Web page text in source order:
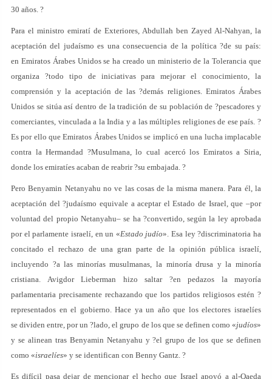
30 años. ?
Para el ministro emiratí de Exteriores, Abdullah ben Zayed Al-Nahyan, la
aceptación del judaísmo es una consecuencia de la política ?de su país:
en Emiratos Árabes Unidos se ha creado un ministerio de la Tolerancia que
organiza ?todo tipo de iniciativas para mejorar el conocimiento, la
comprensión y la aceptación de las ?demás religiones. Emiratos Árabes
Unidos se sitúa así dentro de la tradición de su población de ?pescadores y
comerciantes, vinculada a la India y a las múltiples religiones de ese país. ?
Es por ello que Emiratos Árabes Unidos se implicó en una lucha implacable
contra la Hermandad ?Musulmana, lo cual acercó los Emiratos a Siria,
donde los emiratíes acaban de reabrir ?su embajada. ?
Pero Benyamin Netanyahu no ve las cosas de la misma manera. Para él, la
aceptación del ?judaísmo equivale a aceptar el Estado de Israel, que –por
voluntad del propio Netanyahu– se ha ?convertido, según la ley aprobada
por el parlamente israelí, en un «Estado judío». Esa ley ?discriminatoria ha
concitado el rechazo de una gran parte de la opinión pública israelí,
incluyendo ?a las minorías musulmanas, la minoría drusa y la minoría
cristiana. Avigdor Lieberman hizo saltar ?en pedazos la mayoría
parlamentaria precisamente rechazando que los partidos religiosos estén ?
representados en el gobierno. Hace ya un año que los electores israelíes
se dividen entre, por un ?lado, el grupo de los que se definen como «judíos»
y se alinean tras Benyamin Netanyahu y ?el grupo de los que se definen
como «israelíes» y se identifican con Benny Gantz. ?
Es difícil pasa dejar de mencionar el hecho que Israel apoyó a al-Qaeda